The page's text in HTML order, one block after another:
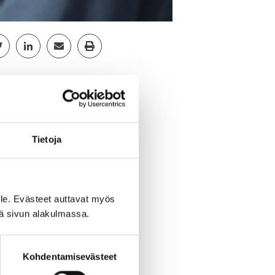
Tietoja
Evästeet auttavat myös
sivun alakulmassa.
Kohdentamisevästeet
TwitterJaa LinkedinJaa EmailJaa Print
alueellisen
-illallisen.
sydänyhdistyksen